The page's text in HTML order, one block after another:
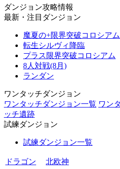
ダンジョン攻略情報
最新・注目ダンジョン
魔夏の+限界突破コロシアム
転生シルヴィ降臨
プラス限界突破コロシアム
8人対戦(8月)
ランダン
ワンタッチダンジョン
ワンタッチダンジョン一覧 ワン
ッチ遺跡
試練ダンジョン
試練ダンジョン一覧
ドラゴン
北欧神